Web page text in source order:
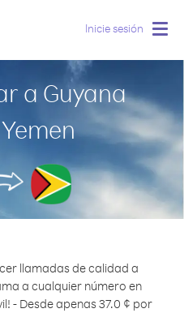
Inicie sesión
a Guyana
llamadas de calidad a
a cualquier número en
- Desde apenas 37.0 ¢ por